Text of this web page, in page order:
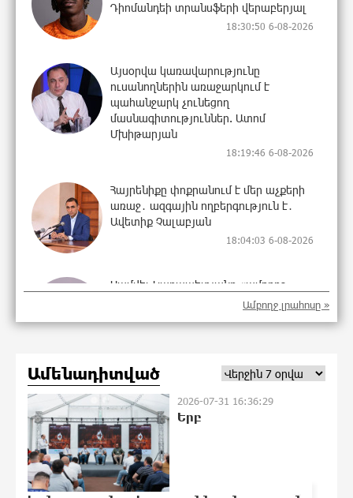
Դիոմանդեի տրանսֆերի վերաբերյալ
18:30:50 6-08-2026
Այսօրվա կառավարությունը
ուսանողներին առաջարկում է
պահանջարկ չունեցող
մասնագիտություններ. Ատոմ
Մխիթարյան
18:19:46 6-08-2026
Հայրենիքը փոքրանում է մեր աչքերի
առաջ․ ազգային ողբերգություն է․
Ավետիք Չալաբյան
18:04:03 6-08-2026
Սամվել Կարապետյանը «ամբողջ
հայության խայտառակություն» է
Կաթողիկոսի նկատմամբ
17:06:48 6-08-2026
Մեր կրոնական զգացմունքների հետ
խաղը ունենալու է հետևանքներ․
Նարեկ Կարապետյան
Ամբողջ լրահոսը »
Ամենադիտված
2026-07-31 16:36:29
Երբ